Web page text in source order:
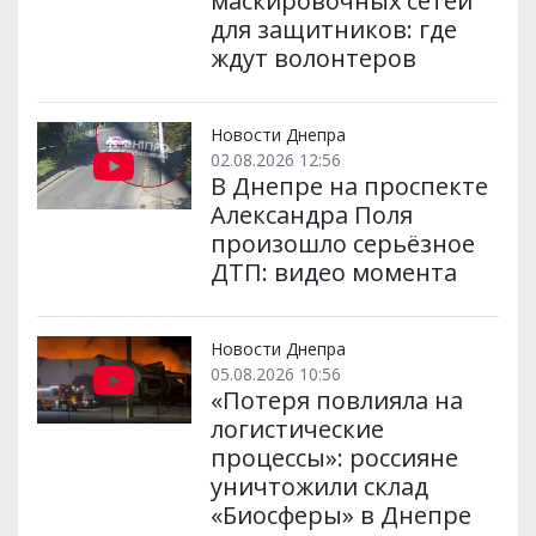
для защитников: где
ждут волонтеров
Новости Днепра
02.08.2026 12:56
В Днепре на проспекте
Александра Поля
произошло серьёзное
ДТП: видео момента
Новости Днепра
05.08.2026 10:56
«Потеря повлияла на
логистические
процессы»: россияне
уничтожили склад
«Биосферы» в Днепре